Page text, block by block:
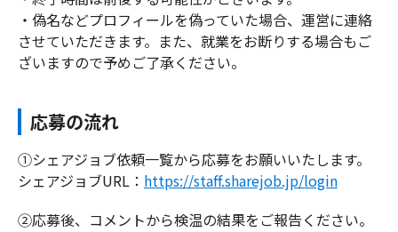
・偽名などプロフィールを偽っていた場合、運営に連絡
させていただきます。また、就業をお断りする場合もご
ざいますので予めご了承ください。
応募の流れ
①シェアジョブ依頼一覧から応募をお願いいたします。
シェアジョブURL： https://staff.sharejob.jp/login
②応募後、コメントから検温の結果をご報告ください。